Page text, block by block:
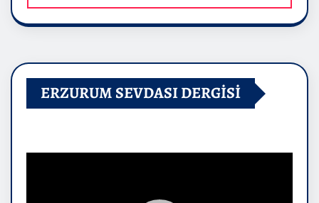
ERZURUM SEVDASI DERGİSİ